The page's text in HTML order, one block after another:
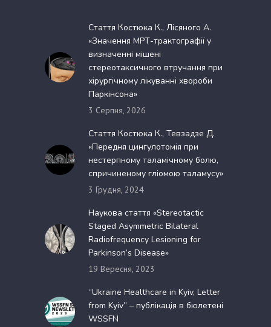
Стаття Костюка К., Лісяного А.
«Значення МРТ-трактографії у
визначенні мішені
стереотаксичного втручання при
хірургічному лікуванні хвороби
Паркінсона»
3 Серпня, 2026
Стаття Костюка К., Тевзадзе Д.
«Передня цингулотомія при
нестерпному таламічному болю,
спричиненому гліомою таламусу»
3 Грудня, 2024
Наукова стаття «Stereotactic
Staged Asymmetric Bilateral
Radiofrequency Lesioning for
Parkinson’s Disease»
19 Вересня, 2023
“Ukraine Healthcare in Kyiv, Letter
from Kyiv” – публікація в бюлетені
WSSFN